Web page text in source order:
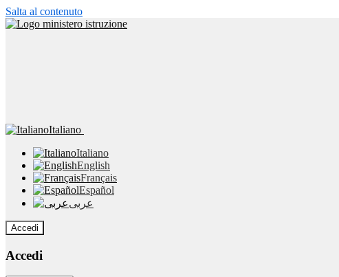
Salta al contenuto
Italiano
Italiano
English
Français
Español
عربى
Accedi
Accedi